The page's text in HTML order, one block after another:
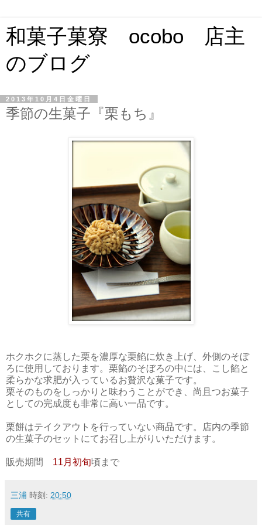
和菓子菓寮 ocobo 店主
のブログ
2013年10月4日金曜日
季節の生菓子『栗もち』
ホクホクに蒸した栗を濃厚な栗餡に炊き上げ、外側のそぼ
ろに使用しております。栗餡のそぼろの中には、こし餡と
柔らかな求肥が入っているお贅沢な菓子です。
栗そのものをしっかりと味わうことができ、尚且つお菓子
としての完成度も非常に高い一品です。
栗餅はテイクアウトを行っていない商品です。店内の季節
の生菓子のセットにてお召し上がりいただけます。
販売期間 11月初旬頃まで
三浦 時刻: 20:50
共有